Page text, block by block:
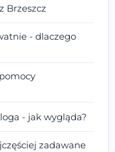
Brzeszcz
- dlaczego
- jak wygląda?
zadawane